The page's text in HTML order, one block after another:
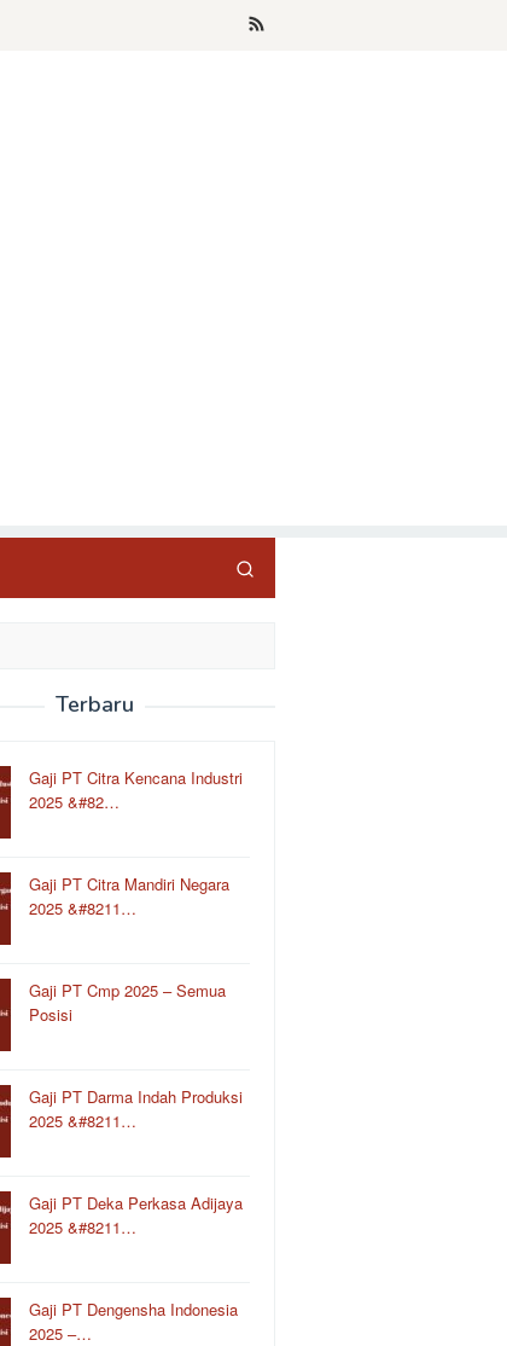
Terbaru
Gaji PT Citra Kencana Industri
2025 &#82…
Gaji PT Citra Mandiri Negara
2025 &#8211…
Gaji PT Cmp 2025 – Semua
Posisi
Gaji PT Darma Indah Produksi
2025 &#8211…
Gaji PT Deka Perkasa Adijaya
2025 &#8211…
Gaji PT Dengensha Indonesia
2025 –…